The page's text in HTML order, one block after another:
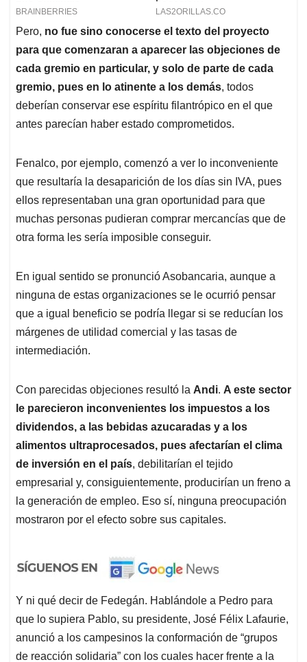
Pero, no fue sino conocerse el texto del proyecto
para que comenzaran a aparecer las objeciones de
cada gremio en particular, y solo de parte de cada
gremio, pues en lo atinente a los demás, todos
deberían conservar ese espíritu filantrópico en el que
antes parecían haber estado comprometidos.
Fenalco, por ejemplo, comenzó a ver lo inconveniente
que resultaría la desaparición de los días sin IVA, pues
ellos representaban una gran oportunidad para que
muchas personas pudieran comprar mercancías que de
otra forma les sería imposible conseguir.
En igual sentido se pronunció Asobancaria, aunque a
ninguna de estas organizaciones se le ocurrió pensar
que a igual beneficio se podría llegar si se reducían los
márgenes de utilidad comercial y las tasas de
intermediación.
Con parecidas objeciones resultó la Andi. A este sector
le parecieron inconvenientes los impuestos a los
dividendos, a las bebidas azucaradas y a los
alimentos ultraprocesados, pues afectarían el clima
de inversión en el país, debilitarían el tejido
empresarial y, consiguientemente, producirían un freno a
la generación de empleo. Eso sí, ninguna preocupación
mostraron por el efecto sobre sus capitales.
Y ni qué decir de Fedegán. Hablándole a Pedro para
que lo supiera Pablo, su presidente, José Félix Lafaurie,
anunció a los campesinos la conformación de “grupos
de reacción solidaria” con los cuales hacer frente a la